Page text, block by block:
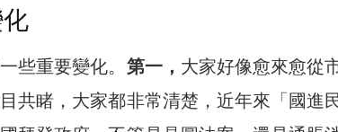
些重要變化。 第一， 大家好像愈來愈從
共睹，大家都非常清楚，近年來「國進